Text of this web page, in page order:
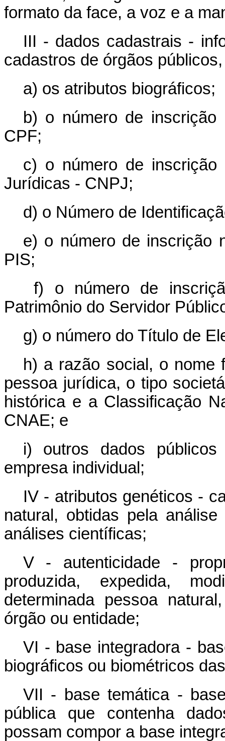
formato da face, a voz e a
III - dados cadastrais -
cadastros de órgãos
a) os atributos biográficos;
b) o número de
CPF;
c) o número de inscrição
Jurídicas - CNPJ;
d) o Número de
e) o número de inscrição
PIS;
f) o número de
Patrimônio do Servidor
g) o número do Título de
h) a razão social, o nome
pessoa jurídica, o tipo
histórica e a Classificação
CNAE; e
i) outros dados
empresa individual;
IV - atributos genéticos -
natural, obtidas pela
análises científicas;
V - autenticidade -
produzida, expedida,
determinada pessoa
órgão ou entidade;
VI - base integradora -
biográficos ou biométricos
VII - base temática -
pública que contenha
possam compor a base